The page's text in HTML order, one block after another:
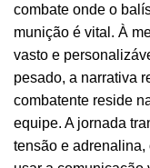
combate onde o
munição é vital. À
vasto e
pesado, a narrativa
combatente reside
equipe. A jornada
tensão e